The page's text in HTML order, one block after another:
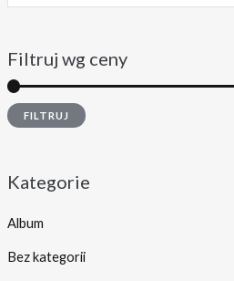
Filtruj wg ceny
FILTRUJ
Kategorie
Album
Bez kategorii